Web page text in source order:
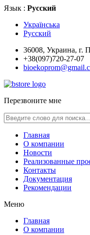
Язык : Русский
Українська
Русский
36008, Украина, г.
+38(097)720-27-07
Перезвоните мне
Главная
О компании
Новости
Реализованные
Контакты
Документация
Рекомендации
Меню
Главная
О компании